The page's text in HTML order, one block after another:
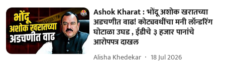
Ashok Kharat : भोंदू अशोक खरातच्या
अडचणीत वाढ! कोट्यवधींचा मनी लॉन्डरिंग
घोटाळा उघड , ईडीचे ३ हजार पानांचे
आरोपपत्र दाखल
Alisha Khedekar 18 Jul 2026